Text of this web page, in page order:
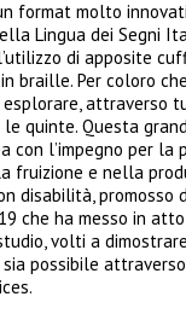
format molto
Lingua dei Segni
di apposite
braille. Per coloro
attraverso
quinte. Questa
con l’impegno per la
fruizione e nella
disabilità, promosso
che ha messo in
volti a
possibile